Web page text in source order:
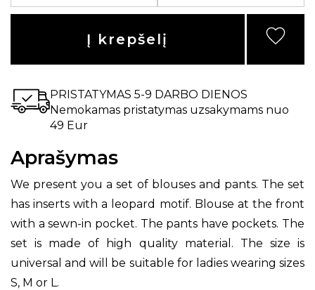
Į krepšelį
PRISTATYMAS 5-9 DARBO DIENOS
Nemokamas pristatymas uzsakymams nuo
49 Eur
Aprašymas
We present you a set of blouses and pants. The set
has inserts with a leopard motif. Blouse at the front
with a sewn-in pocket. The pants have pockets. The
set is made of high quality material. The size is
universal and will be suitable for ladies wearing sizes
S, M or L.